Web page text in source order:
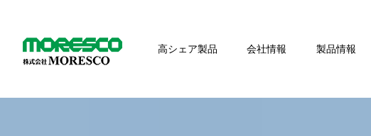
高シェア製品 会社情報 製品情報